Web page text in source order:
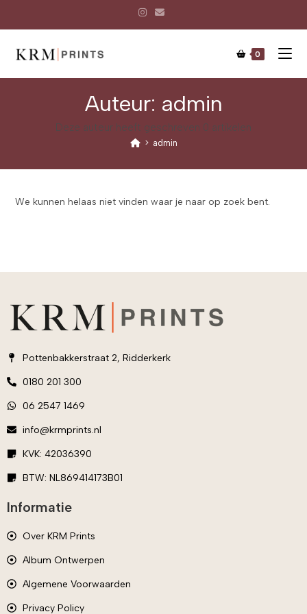
0
Auteur: admin
Deze auteur heeft geschreven 0 artikelen
> admin
We kunnen helaas niet vinden waar je naar op zoek bent.
Pottenbakkerstraat 2, Ridderkerk
0180 201 300
06 2547 1469
info@krmprints.nl
KVK: 42036390
BTW: NL869414173B01
Informatie
Over KRM Prints
Album Ontwerpen
Algemene Voorwaarden
Privacy Policy